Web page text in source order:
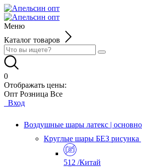
Меню
Каталог товаров
0
Отображать цены:
Опт Розница Все
Вход
Воздушные шары латекс |
Круглые шары БЕЗ рисунка
512 /Китай